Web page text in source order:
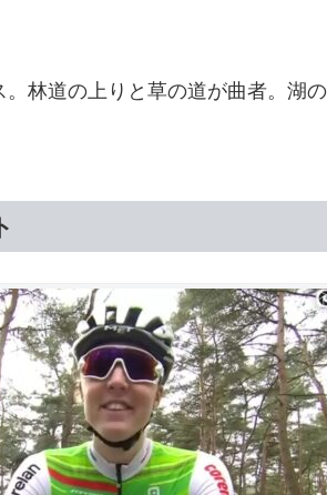
林道の上りと草の道が曲者。湖